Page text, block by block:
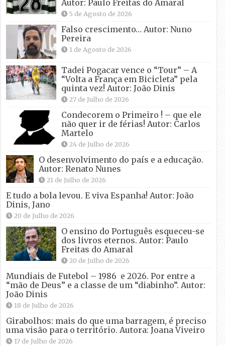
Autor: Paulo Freitas do Amaral
5 de Agosto de 2026
Falso crescimento… Autor: Nuno
Pereira
1 de Agosto de 2026
Tadei Pogacar vence o “Tour” – A
“Volta a França em Bicicleta” pela
quinta vez! Autor: João Dinis
27 de Julho de 2026
Condecorem o Primeiro ! – que ele
não quer ir de férias! Autor: Carlos
Martelo
24 de Julho de 2026
O desenvolvimento do país e a educação.
Autor: Renato Nunes
21 de Julho de 2026
E tudo a bola levou. E viva Espanha! Autor: João
Dinis, Jano
20 de Julho de 2026
O ensino do Português esqueceu-se
dos livros eternos. Autor: Paulo
Freitas do Amaral
20 de Julho de 2026
Mundiais de Futebol – 1986 e 2026. Por entre a
“mão de Deus” e a classe de um “diabinho”. Autor:
João Dinis
18 de Julho de 2026
Girabolhos: mais do que uma barragem, é preciso
uma visão para o território. Autora: Joana Viveiro
17 de Julho de 2026